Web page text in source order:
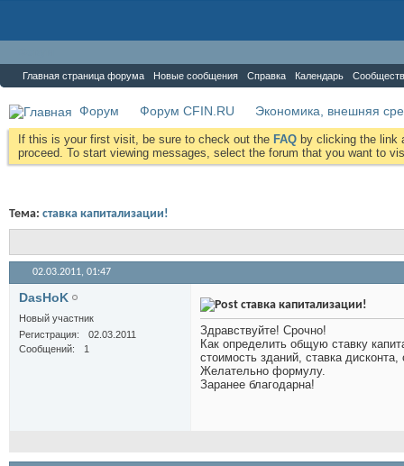
Главная страница форума Новые сообщения Справка Календарь
Форум Форум CFIN.RU Экономика, внешняя
If this is your first visit, be sure to check out the FAQ by clicking the link
proceed. To start viewing messages, select the forum that you want to
Тема: ставка капитализации!
02.03.2011, 01:47
DasHoK
Новый участник
Регистрация
02.03.2011
Сообщений
1
ставка капитализации!
Здравствуйте! Срочно!
Как определить общую ставку
стоимость зданий, ставка
Желательно формулу.
Заранее благодарна!